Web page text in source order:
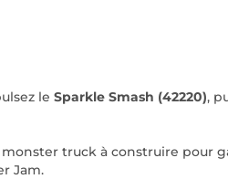
le Sparkle Smash (42220),
truck à construire pour
Jam.